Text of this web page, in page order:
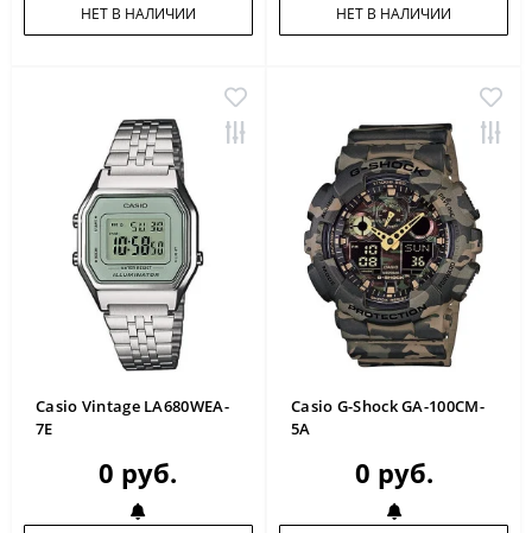
НЕТ В НАЛИЧИИ НЕТ В НАЛИЧИИ
Casio Vintage LA680WEA-
7E
0 руб.
Casio G-Shock GA-100CM-
5A
0 руб.